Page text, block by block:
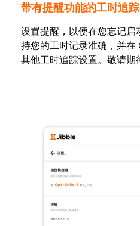
带有提醒功能的工时追
设置提醒，以便在您忘记
持您的工时记录准确，并
其他工时追踪设置。敬请期